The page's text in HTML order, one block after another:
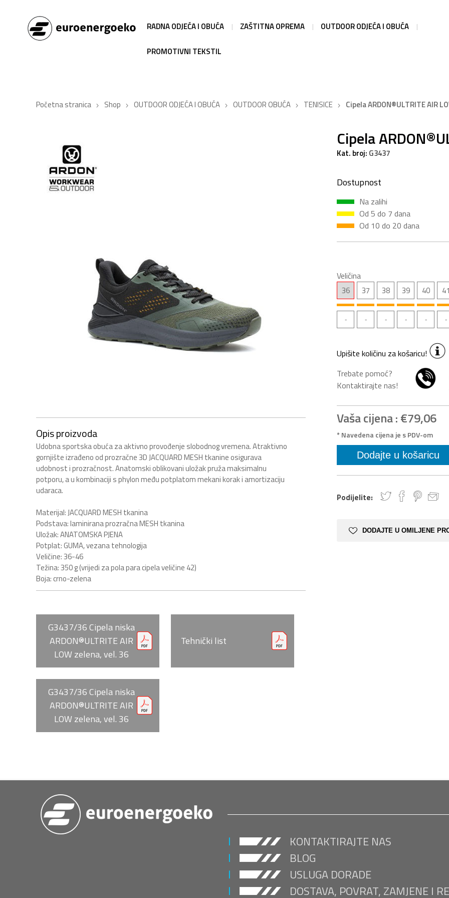
RADNA ODJEĆA I OBUĆA ZAŠTITNA OPREMA OUTDOOR ODJEĆA I OBUĆA
PROMOTIVNI TEKSTIL
Početna stranica Shop OUTDOOR ODJEĆA I OBUĆA OUTDOOR OBUĆA TENISICE Cipela ARDON®ULTRITE AIR
Opis proizvoda
Udobna sportska obuća za aktivno provođenje slobodnog vremena. Atraktivno
gornjište izrađeno od prozračne 3D JACQUARD MESH tkanine osigurava
udobnost i prozračnost. Anatomski oblikovani uložak pruža maksimalnu
potporu, a u kombinaciji s phylon među potplatom mekani korak i amortizaciju
udaraca.
Materijal: JACQUARD MESH tkanina
Podstava: laminirana prozračna MESH tkanina
Uložak: ANATOMSKA PJENA
Potplat: GUMA, vezana tehnologija
Veličine: 36-46
Težina: 350 g (vrijedi za pola para cipela veličine 42)
Boja: crno-zelena
G3437/36 Cipela niska
ARDON®ULTRITE AIR
LOW zelena, vel. 36
Tehnički list
G3437/36 Cipela niska
ARDON®ULTRITE AIR
LOW zelena, vel. 36
Cipela
Kat. broj: G3437
Dostupnost
Na zalihi
Od 5 do 7 dana
Od 10 do 20 dana
Veličina
36 37 38 39 40 41
Upišite količinu za košaricu!
Trebate pomoć?
Kontaktirajte nas!
Vaša cijena :€79,06
* Navedena cijena je s PDV-om
Podijelite:
DODAJTE U OMILJENE
KONTAKTIRAJTE NAS
BLOG
USLUGA DORADE
DOSTAVA, POVRAT, ZAMJENE I